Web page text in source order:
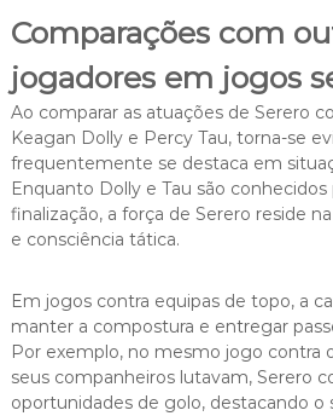
Comparações com
jogadores em jogos
Ao comparar as atuações de Serero
Keagan Dolly e Percy Tau, torna-se
frequentemente se destaca em
Enquanto Dolly e Tau são
finalização, a força de Serero reside
e consciência tática.
Em jogos contra equipas de topo, a
manter a compostura e entregar
Por exemplo, no mesmo jogo contra
seus companheiros lutavam, Serero
oportunidades de golo, destacando o